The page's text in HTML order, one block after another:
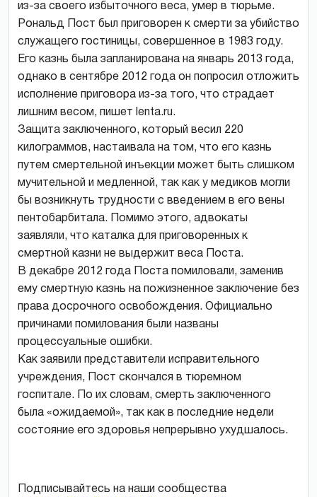
из-за своего избыточного веса, умер в тюрьме.
Рональд Пост был приговорен к смерти за убийство
служащего гостиницы, совершенное в 1983 году.
Его казнь была запланирована на январь 2013 года,
однако в сентябре 2012 года он попросил отложить
исполнение приговора из-за того, что страдает
лишним весом, пишет lenta.ru.
Защита заключенного, который весил 220
килограммов, настаивала на том, что его казнь
путем смертельной инъекции может быть слишком
мучительной и медленной, так как у медиков могли
бы возникнуть трудности с введением в его вены
пентобарбитала. Помимо этого, адвокаты
заявляли, что каталка для приговоренных к
смертной казни не выдержит веса Поста.
В декабре 2012 года Поста помиловали, заменив
ему смертную казнь на пожизненное заключение без
права досрочного освобождения. Официально
причинами помилования были названы
процессуальные ошибки.
Как заявили представители исправительного
учреждения, Пост скончался в тюремном
госпитале. По их словам, смерть заключенного
была «ожидаемой», так как в последние недели
состояние его здоровья непрерывно ухудшалось.
Подписывайтесь на наши сообщества